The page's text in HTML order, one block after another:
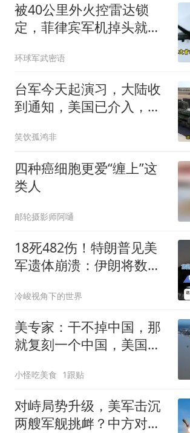
被40公里外火控雷达锁
定，菲律宾军机掉头就
场
环球军武密语
台军今天起演习，大陆收
到通知，美国已介入，日
笑饮孤鸿非
四种癌细胞更爱“缠上”这
类人
邮轮摄影师阿嗵
18死482伤！特朗普见美
军遗体崩溃：伊朗将数倍
冷峻视角下的世界
美专家：干不掉中国，那
就复刻一个中国，美国看
小怪吃美食 1跟贴
对峙局势升级，美军击沉
两艘军舰挑衅？中方对美